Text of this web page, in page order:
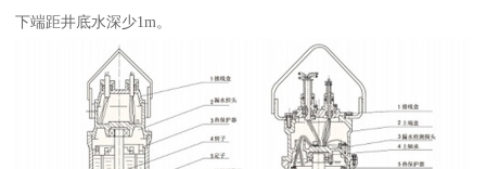
下端距井底水深少1m。